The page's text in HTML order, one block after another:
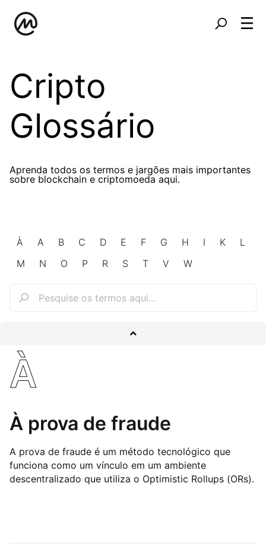
Cripto
Glossário
Aprenda todos os termos e jargões mais importantes
sobre blockchain e criptomoeda aqui.
À A B C D E F G H I K
L
M
N O P R S T V W
À
À prova de fraude
A prova de fraude é um método tecnológico que
funciona como um vínculo em um ambiente
descentralizado que utiliza o Optimistic Rollups (ORs).